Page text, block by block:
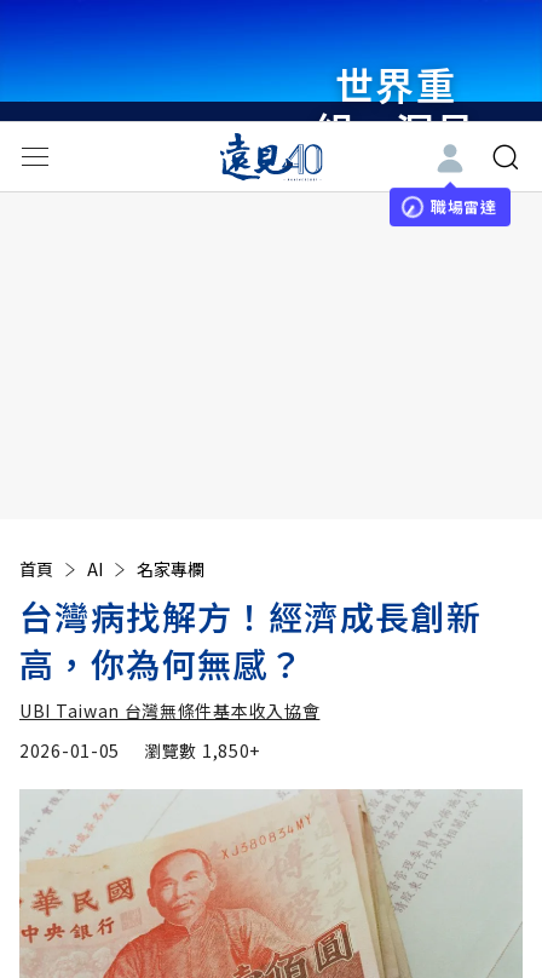
世界重
組・洞見
未來 與
世界領袖
職場雷達
首頁 AI 名家專欄
台灣病找解方！經濟成長創新
高，你為何無感？
UBI Taiwan 台灣無條件基本收入協會
2026-01-05
瀏覽數 1,850+